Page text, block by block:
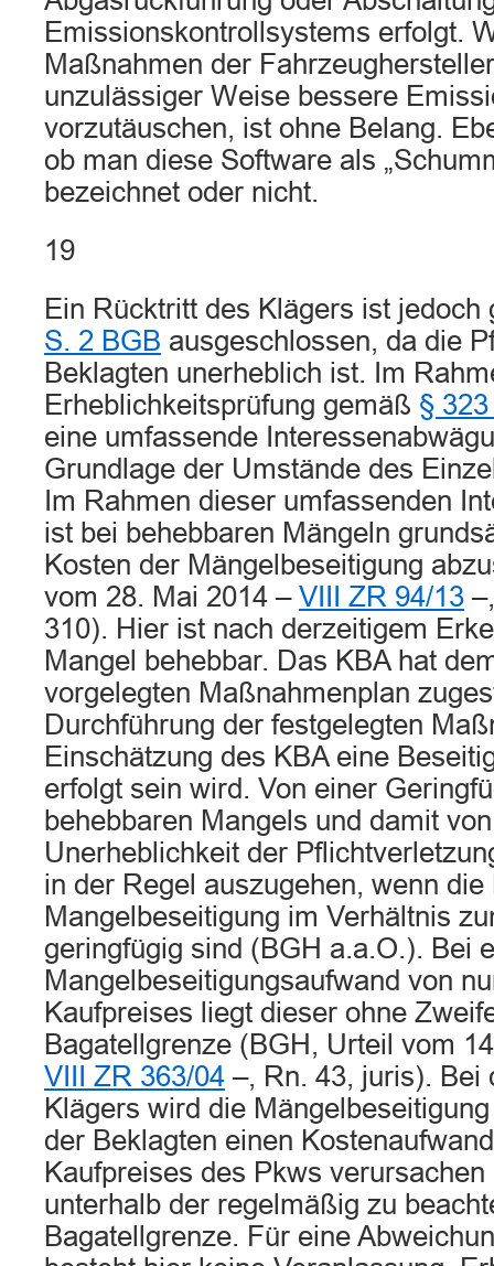
Emissionskontrollsystems erfolgt.
Maßnahmen der
unzulässiger Weise bessere
vorzutäuschen, ist ohne Belang.
ob man diese Software als
bezeichnet oder nicht.
19
Ein Rücktritt des Klägers ist
S. 2 BGB ausgeschlossen, da die
Beklagten unerheblich ist. Im
Erheblichkeitsprüfung gemäß §
eine umfassende
Grundlage der Umstände des
Im Rahmen dieser umfassenden
ist bei behebbaren Mängeln
Kosten der Mängelbeseitigung
vom 28. Mai 2014 – VIII ZR 94/13
310). Hier ist nach derzeitigem
Mangel behebbar. Das KBA hat
vorgelegten Maßnahmenplan
Durchführung der festgelegten
Einschätzung des KBA eine
erfolgt sein wird. Von einer
behebbaren Mangels und damit
Unerheblichkeit der
in der Regel auszugehen, wenn die
Mangelbeseitigung im Verhältnis
geringfügig sind (BGH a.a.O.). Bei
Mangelbeseitigungsaufwand von
Kaufpreises liegt dieser ohne
Bagatellgrenze (BGH, Urteil vom
VIII ZR 363/04 –, Rn. 43, juris). Bei
Klägers wird die
der Beklagten einen
Kaufpreises des Pkws
unterhalb der regelmäßig zu
Bagatellgrenze. Für eine